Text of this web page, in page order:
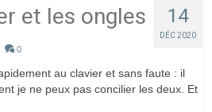
14
DÉC 2020
et les ongles
0
au clavier et sans faute : il
je ne peux pas concilier les deux. Et